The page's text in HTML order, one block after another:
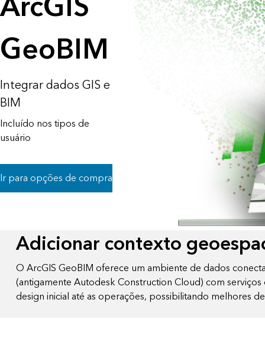
Todos os produtos Todos os setores
GeoBIM
Integrar dados GIS e
BIM
Incluído nos tipos de
usuário
Ir para opções de compra
Adicionar contexto
O ArcGIS GeoBIM oferece um ambiente de dados
(antigamente Autodesk Construction Cloud) com
design inicial até as operações, possibilitando melhores